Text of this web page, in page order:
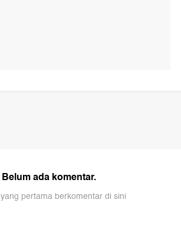
Belum ada komentar.
pertama berkomentar di sini